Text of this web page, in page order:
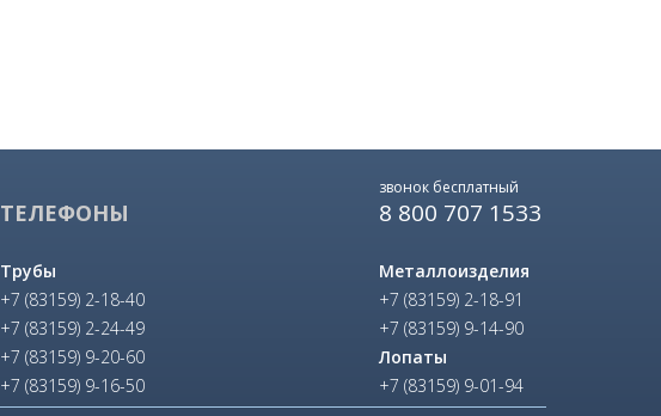
ТЕЛЕФОНЫ
Трубы
+7 (83159) 2-18-40
+7 (83159) 2-24-49
+7 (83159) 9-20-60
+7 (83159) 9-16-50
8 800 707 1533
звонок бесплатный
Металлоизделия
+7 (83159) 2-18-91
+7 (83159) 9-14-90
Лопаты
+7 (83159) 9-01-94